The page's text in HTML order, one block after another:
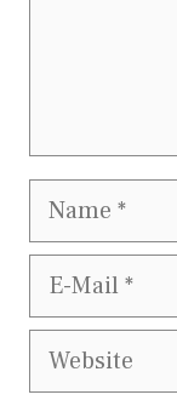
Name
E-
Website